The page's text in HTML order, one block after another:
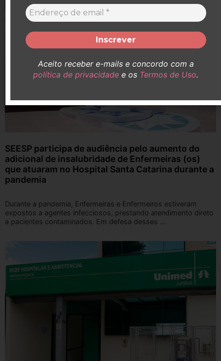
SEESP participa de audiência pelo aumento do
adicional de insalubridade de Enfermeiras (os)
que atuaram no Hospital Santa Catarina durante a
pandemia
Durante a pandemia, Enfermeiras e Enfermeiros estiveram
expostos a agentes infecciosos, prestando atendimento direto
a pacientes contaminados. Em defesa desses ...
Aceito receber e-mails e concordo com a
política de privacidade e os Termos de Uso.